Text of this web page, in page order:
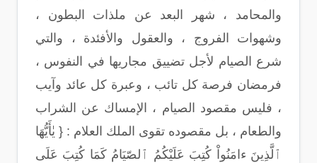
والمحامد ، شهر البعد عن ملذات البطون ،
وشهوات الفروج ، والعقول والأفئدة ، والتي
شرع الصيام لأجل تضييق مجاريها في النفوس ،
فرمضان فرصة كل تائب ، وعبرة كل عائد وآيب
، فليس مقصود الصيام ، الإمساك عن الشراب
والطعام ، بل مقصوده تقوى الملك العلام : { يٰأَيُّهَا
ٱلَّذِينَ ءامَنُواْ كُتِبَ عَلَيْكُمُ ٱلصّيَامُ كَمَا كُتِبَ عَلَى